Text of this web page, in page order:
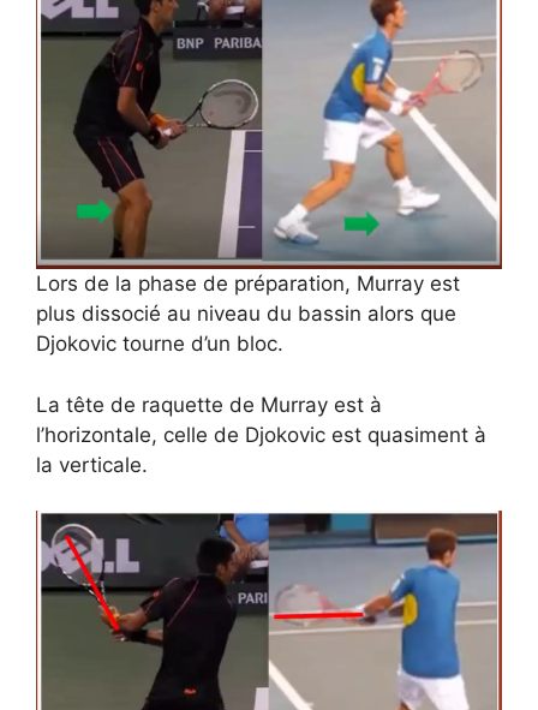
Lors de la phase de préparation, Murray est
plus dissocié au niveau du bassin alors que
Djokovic tourne d’un bloc.
La tête de raquette de Murray est à
l’horizontale, celle de Djokovic est quasiment à
la verticale.